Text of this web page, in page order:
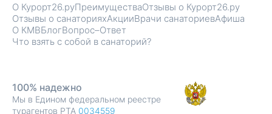
О Курорт26.руПреимуществаОтзывы о Курорт26.ру
Отзывы о санаторияхАкцииВрачи санаториевАфиша
О КМВБлогВопрос–Ответ
Что взять с собой в санаторий?
100% надежно
Мы в Едином федеральном реестре
турагентов РТА 0034559